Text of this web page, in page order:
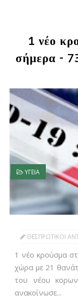
1 νέο
σήμερα -
ΥΓΕΙΑ
ΘΕΣΠΡΩΤΙΚΟΙ
1 νέο κρούσμα
χώρα με 21
του νέου
ανακοίνωσε...